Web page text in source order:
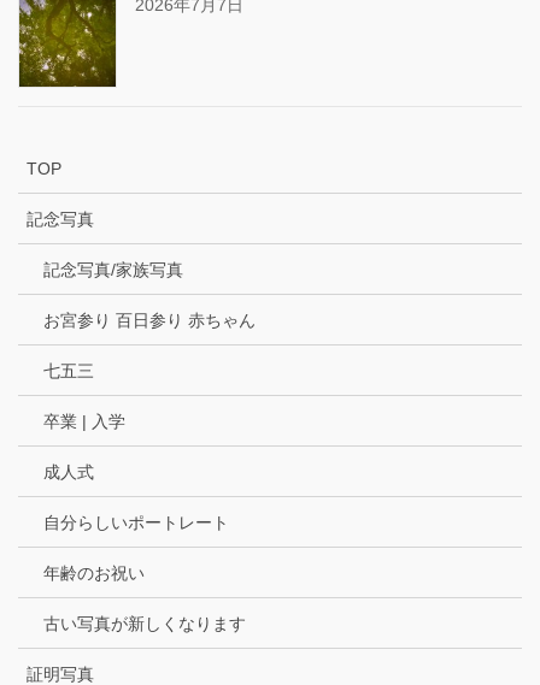
2026年7月7日
TOP
記念写真
記念写真/家族写真
お宮参り 百日参り 赤ちゃん
七五三
卒業 | 入学
成人式
自分らしいポートレート
年齢のお祝い
古い写真が新しくなります
証明写真